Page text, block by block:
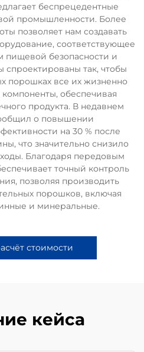
беспрецедентные
промышленности. Более
позволяет нам создавать
соответствующее
пищевой безопасности и
так, чтобы
порошках все их жизненно
обеспечивая
продукта. В недавнем
о повышении
на 30 % после
что значительно снизило
Благодаря передовым
точный контроль
позволяя производить
порошков, включая
и минеральные.
стоимости
кейса